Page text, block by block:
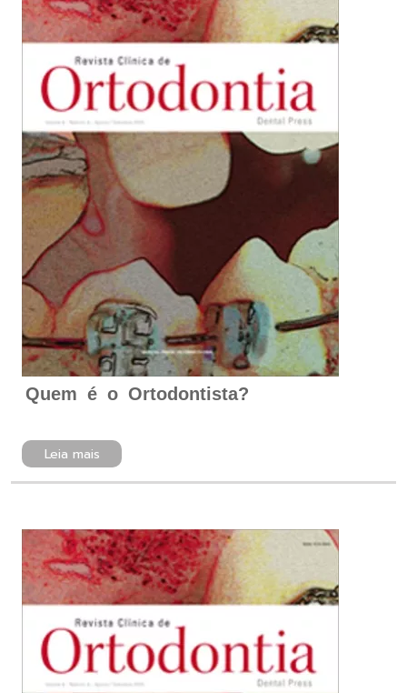
Quem é o Ortodontista?
Leia mais